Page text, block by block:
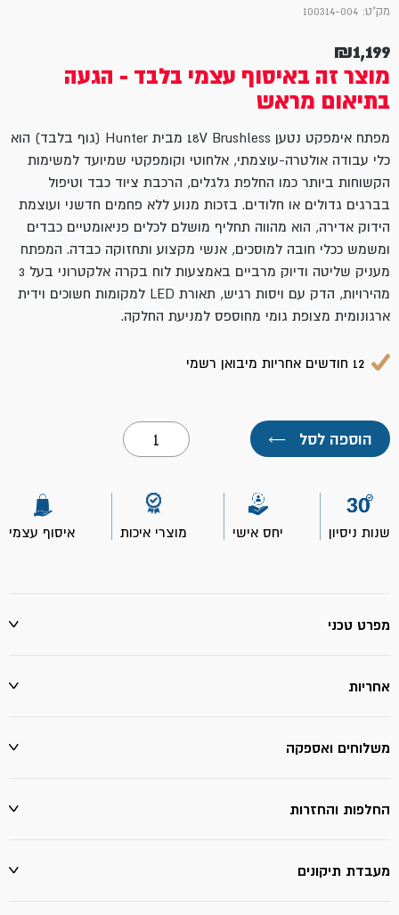
מק"ט: 100314-004
₪1,199
מוצר זה באיסוף עצמי בלבד - הגעה
בתיאום מראש
מפתח אימפקט נטען 18V Brushless מבית Hunter (גוף בלבד) הוא
כלי עבודה אולטרה-עוצמתי, אלחוטי וקומפקטי שמיועד למשימות
הקשוחות ביותר כמו החלפת גלגלים, הרכבת ציוד כבד וטיפול
בברגים גדולים או חלודים. בזכות מנוע ללא פחמים חדשני ועוצמת
הידוק אדירה, הוא מהווה תחליף מושלם לכלים פניאומטיים כבדים
ומשמש ככלי חובה למוסכים, אנשי מקצוע ותחזוקה כבדה. המפתח
מעניק שליטה ודיוק מרביים באמצעות לוח בקרה אלקטרוני בעל 3
מהירויות, הדק עם ויסות רגיש, תאורת LED למקומות חשוכים וידית
ארגונומית מצופת גומי מחוספס למניעת החלקה.
12 חודשים אחריות מיבואן רשמי
הוספה לסל ←
כמות
של
מפתח
1000Nm
/
שנות ניסיון יחס אישי מוצרי איכות איסוף עצמי
מפרט טכני
אחריות
משלוחים ואספקה
החלפות והחזרות
מעבדת תיקונים